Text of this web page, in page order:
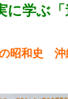
に学ぶ
昭和史 沖